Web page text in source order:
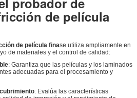
de película
de película finase utiliza ampliamente en
de materiales y el control de calidad:
: Garantiza que las películas y los laminados
adecuadas para el procesamiento y
: Evalúa las características